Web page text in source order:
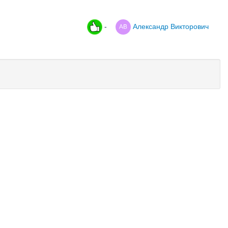
- Александр Викторович